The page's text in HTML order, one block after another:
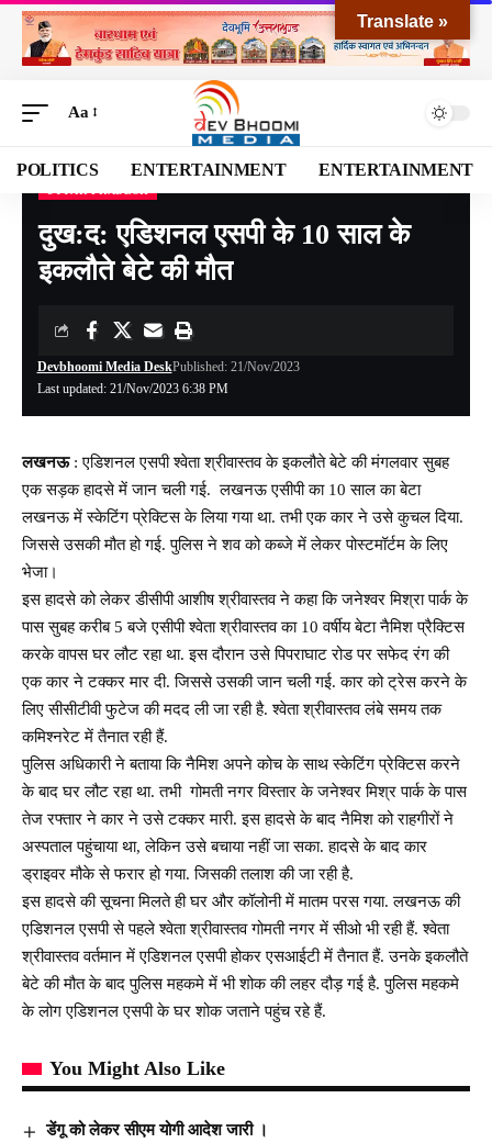
Aa
POLITICS ENTERTAINMENT ENTERTAINMENT
Devbhoomi Media>Blog>NATIONAL>Uttar Pradesh>दुख:द: एडिशनल एसपी के 10 साल के इकलौते बेटे की मौत
दुख:द: एडिशनल एसपी के 10 साल के
इकलौते बेटे की मौत
Last updated: 21/Nov/2023 6:38 PM
Devbhoomi Media DeskPublished: 21/Nov/2023
लखनऊ: एडिशनल एसपी श्वेता श्रीवास्तव के इकलौते बेटे की मंगलवार सुबह
एक सड़क हादसे में जान चली गई. लखनऊ एसीपी का 10 साल का बेटा
लखनऊ में स्केटिंग प्रेक्टिस के लिया गया था. तभी एक कार ने उसे कुचल दिया.
जिससे उसकी मौत हो गई. पुलिस ने शव को कब्जे में लेकर पोस्टमॉर्टम के लिए
भेजा।
इस हादसे को लेकर डीसीपी आशीष श्रीवास्तव ने कहा कि जनेश्वर मिश्रा पार्क के
पास सुबह करीब 5 बजे एसीपी श्वेता श्रीवास्तव का 10 वर्षीय बेटा नैमिश प्रैक्टिस
करके वापस घर लौट रहा था. इस दौरान उसे पिपराघाट रोड पर सफेद रंग की
एक कार ने टक्कर मार दी. जिससे उसकी जान चली गई. कार को ट्रेस करने के
लिए सीसीटीवी फुटेज की मदद ली जा रही है. श्वेता श्रीवास्तव लंबे समय तक
कमिश्नरेट में तैनात रही हैं.
पुलिस अधिकारी ने बताया कि नैमिश अपने कोच के साथ स्केटिंग प्रेक्टिस करने
के बाद घर लौट रहा था. तभी गोमती नगर विस्तार के जनेश्वर मिश्र पार्क के पास
तेज रफ्तार ने कार ने उसे टक्कर मारी. इस हादसे के बाद नैमिश को राहगीरों ने
अस्पताल पहुंचाया था, लेकिन उसे बचाया नहीं जा सका. हादसे के बाद कार
ड्राइवर मौके से फरार हो गया. जिसकी तलाश की जा रही है.
इस हादसे की सूचना मिलते ही घर और कॉलोनी में मातम परस गया. लखनऊ की
एडिशनल एसपी से पहले श्‍वेता श्रीवास्‍तव गोमती नगर में सीओ भी रही हैं. श्वेता
श्रीवास्तव वर्तमान में एडिशनल एसपी होकर एसआईटी में तैनात हैं. उनके इकलौते
बेटे की मौत के बाद पुलिस महकमे में भी शोक की लहर दौड़ गई है. पुलिस महकमे
के लोग एडिशनल एसपी के घर शोक जताने पहुंच रहे हैं.
You Might Also Like
डेंगू को लेकर सीएम योगी आदेश जारी ।
Translate »